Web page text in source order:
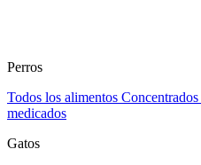
Perros
Todos los alimentos Concentrados
medicados
Gatos